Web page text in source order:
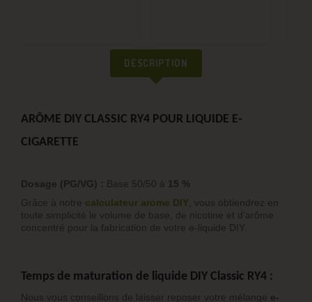
DESCRIPTION
ARÔME DIY CLASSIC RY4 POUR LIQUIDE E-
CIGARETTE
Dosage (PG/VG) : Base 50/50 à 15 %
Grâce à notre calculateur arome DIY , vous obtiendrez en
toute simplicité le volume de base, de nicotine et d’arôme
concentré pour la fabrication de votre e-liquide DIY.
Temps de maturation de liquide DIY Classic RY4 :
Nous vous conseillons de laisser reposer votre mélange e-